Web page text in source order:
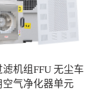
滤机组FFU 无尘车
空气净化器单元